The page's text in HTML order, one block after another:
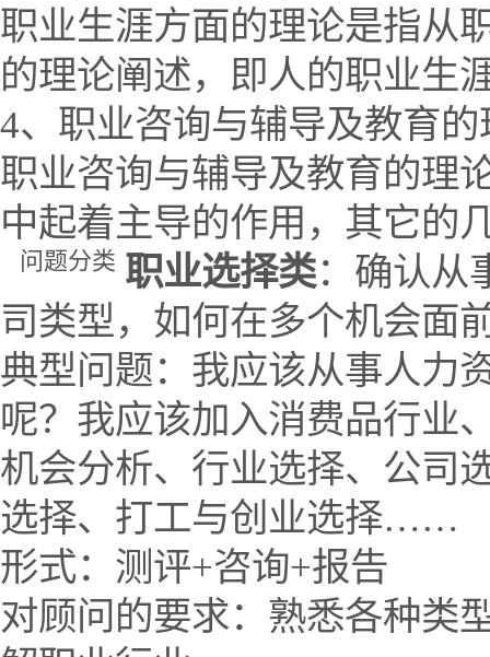
职业生涯方面的理论是指从
的理论阐述，即人的职业生
4、职业咨询与辅导及教育的
职业咨询与辅导及教育的理
中起着主导的作用，其它的
问题分类 职业选择类：确认从
司类型，如何在多个机会面
典型问题：我应该从事人力
呢？我应该加入消费品行业
机会分析、行业选择、公司
选择、打工与创业选择……
形式：测评+咨询+报告
对顾问的要求：熟悉各种类